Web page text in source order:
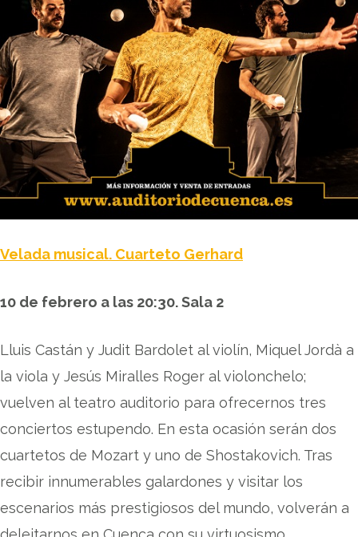
Velada musical. Cuarteto Gerhard
10 de febrero a las 20:30. Sala 2
Lluis Castán y Judit Bardolet al violín, Miquel Jordà a
la viola y Jesús Miralles Roger al violonchelo;
vuelven al teatro auditorio para ofrecernos tres
conciertos estupendo. En esta ocasión serán dos
cuartetos de Mozart y uno de Shostakovich. Tras
recibir innumerables galardones y visitar los
escenarios más prestigiosos del mundo, volverán a